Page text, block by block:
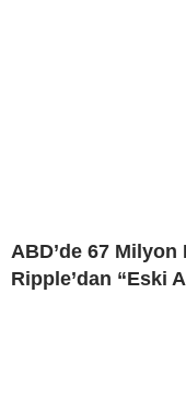
ABD’de 67
Ripple’dan “Eski